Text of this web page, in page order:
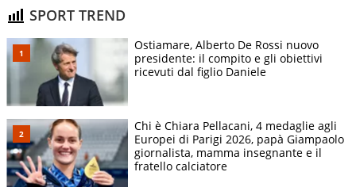
SPORT TREND
Ostiamare, Alberto De Rossi nuovo
presidente: il compito e gli obiettivi
ricevuti dal figlio Daniele
Chi è Chiara Pellacani, 4 medaglie agli
Europei di Parigi 2026, papà Giampaolo
giornalista, mamma insegnante e il
fratello calciatore